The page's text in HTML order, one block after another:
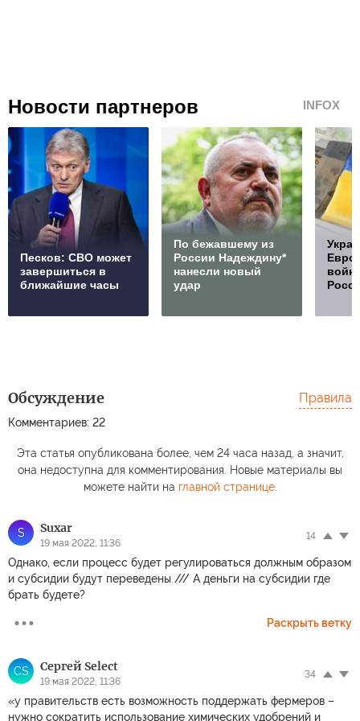
Новости партнеров INFOX
Песков: СВО может
завершиться в
ближайшие часы
По бежавшему из
России Надеждину*
нанесли новый
удар
Обсуждение
Комментариев: 22
Правила
Эта статья опубликована более, чем 24 часа назад, а значит,
она недоступна для комментирования. Новые материалы вы
можете найти на главной странице.
S Suxar
19 мая 2022, 11:36
14
Однако, если процесс будет регулироваться должным образом
и субсидии будут переведены /// А деньги на субсидии где
брать будете?
Раскрыть ветку
СS Сергей Select
19 мая 2022, 11:36
34
«у правительств есть возможность поддержать фермеров –
нужно сократить использование химических удобрений и